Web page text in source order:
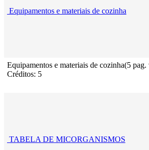
Equipamentos e materiais de cozinha
Equipamentos e materiais de cozinha(5
Créditos: 5
TABELA DE MICORGANISMOS